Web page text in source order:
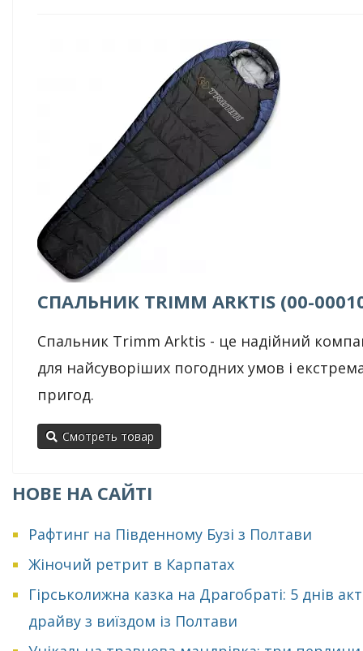
СПАЛЬНИК TRIMM ARKTIS (00-
Спальник Trimm Arktis - це надійний
для найсуворіших погодних умов і
пригод.
Смотреть товар
НОВЕ НА САЙТІ
Рафтинг на Південному Бузі з Полтави
Жіночий ретрит в Карпатах
Гірськолижна казка на Драгобраті: 5 днів
драйву з виїздом із Полтави